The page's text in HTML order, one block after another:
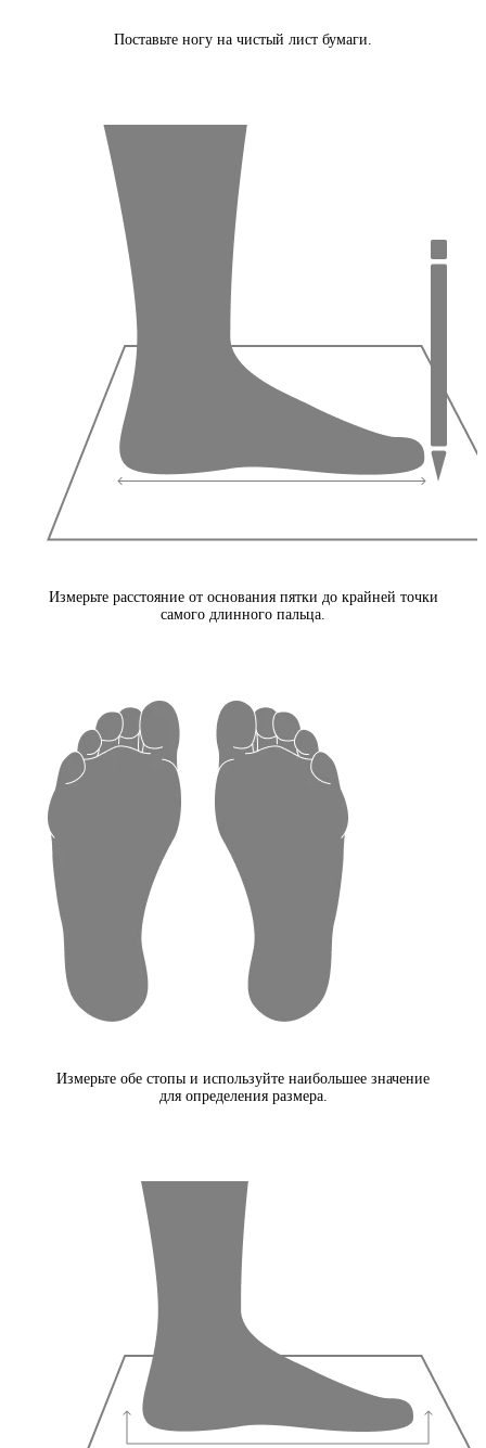
Поставьте ногу на чистый лист бумаги.
Измерьте расстояние от основания пятки до крайней точки
самого длинного пальца.
Измерьте обе стопы и используйте наибольшее значение
для определения размера.